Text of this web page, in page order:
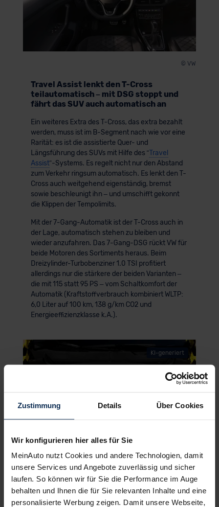
Zustimmung Details Über Cookies
Wir konfigurieren hier alles für Sie
MeinAuto nutzt Cookies und andere Technologien, damit
unsere Services und Angebote zuverlässig und sicher
laufen. So können wir für Sie die Performance im Auge
behalten und Ihnen die für Sie relevanten Inhalte und eine
personalisierte Werbung zeigen. Damit unsere Webseite,
© VW
Travel Assist lenkt den T-Cross
teilautomatisch – mit DSG stoppt und
fährt das SUV auch automatisch an
Ein weiteres Extra des T-Cross, das extra bezahlt
werden, muss ist im B-Segment nach wie vor eine
Rarität: es ist die assistierte Quer- und
Längsführung des SUVs mit Hilfe des “Travel
Assist”-Systems. Es regelt nicht nur den Abstand
zum Verkehr ringsum automatisch. Es lenkt den T-
Cross auch weitgehend eigenständig, bremst
sowie beschleunigt ihn – und umschifft gekonnt
die Klippen der Tempolimits.
Mit der 7-Gang-Automatik ist der T-Cross auch in
der Lage, automatisch stehen zu bleiben und
wieder anzufahren. Das 7-Gang-DSG rückt VW für
beide Motoren des Sortiments heraus. Beim
Dreizylinder-Turbobenziner 1.0 TSI profitiert
allerdings nur die stärkere der beiden Varianten –
die mit 115 statt 95 PS – vom Schaltkomfort der
Automatik (Kraftstoffverbrauch kombiniert WLTP:
6,0 Liter auf 100 km, 138 g/km CO2 und
Energieeffizienzklasse k.A.).
KI-generiert
© VW
T-Cross vertraut voll auf sparsame
Benziner – Fahrwerk & Geräuschdämung